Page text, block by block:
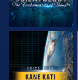
ΠΑΡΑΚΟΛΟΥΘΗΣΤΕ